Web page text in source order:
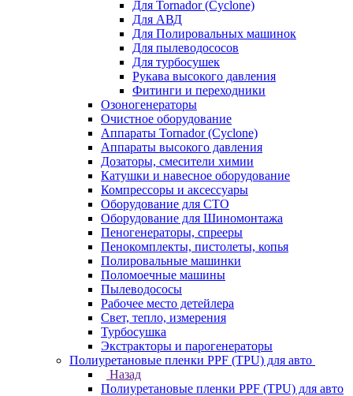
Для Tornador (Cyclone)
Для АВД
Для Полировальных машинок
Для пылеводососов
Для турбосушек
Рукава высокого давления
Фитинги и переходники
Озоногенераторы
Очистное оборудование
Аппараты Tornador (Cyclone)
Аппараты высокого давления
Дозаторы, смесители химии
Катушки и навесное оборудование
Компрессоры и аксессуары
Оборудование для СТО
Оборудование для Шиномонтажа
Пеногенераторы, спрееры
Пенокомплекты, пистолеты, копья
Полировальные машинки
Поломоечные машины
Пылеводососы
Рабочее место детейлера
Свет, тепло, измерения
Турбосушка
Экстракторы и парогенераторы
Полиуретановые пленки PPF (TPU) для авто
Назад
Полиуретановые пленки PPF (TPU) для авто